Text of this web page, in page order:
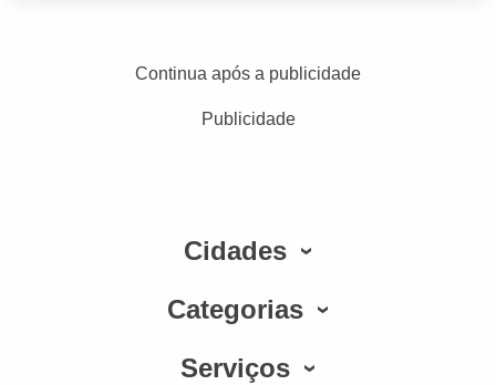
Continua após a publicidade
Publicidade
Cidades
Categorias
Serviços